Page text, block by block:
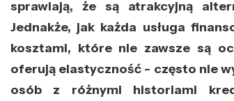
sprawiają, że są atrakcyjną
Jednakże, jak każda usługa
kosztami, które nie zawsze są
oferują elastyczność - często nie
osób z różnymi historiami